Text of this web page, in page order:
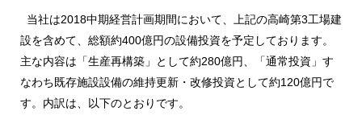
当社は2018中期経営計画期間において、上記の高崎第3工場建
設を含めて、総額約400億円の設備投資を予定しております。
主な内容は「生産再構築」として約280億円、「通常投資」す
なわち既存施設設備の維持更新・改修投資として約120億円で
す。内訳は、以下のとおりです。